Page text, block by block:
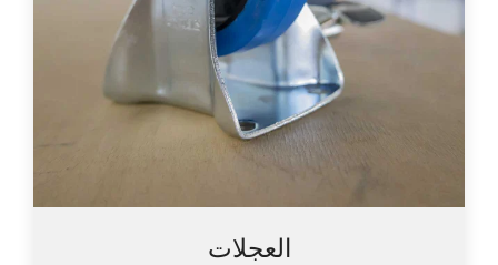
العجلات